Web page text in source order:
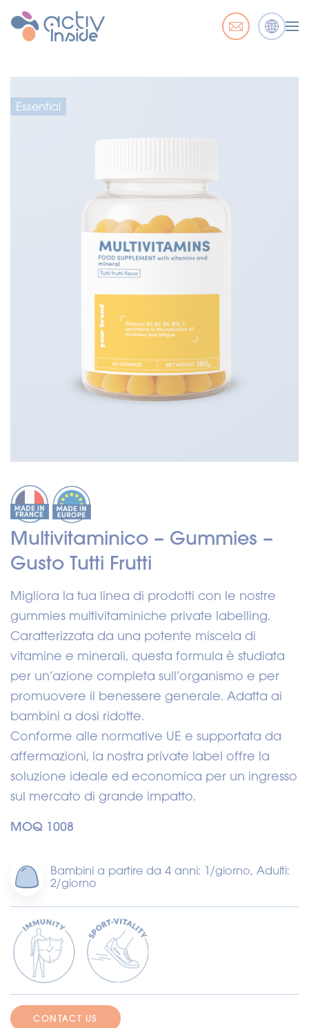
Essential
Multivitaminico – Gummies –
Gusto Tutti Frutti
Migliora la tua linea di prodotti con le nostre
gummies multivitaminiche private labelling.
Caratterizzata da una potente miscela di
vitamine e minerali, questa formula è studiata
per un’azione completa sull’organismo e per
promuovere il benessere generale. Adatta ai
bambini a dosi ridotte.
Conforme alle normative UE e supportata da
affermazioni, la nostra private label offre la
soluzione ideale ed economica per un ingresso
sul mercato di grande impatto.
MOQ 1008
Bambini a partire da 4 anni: 1/giorno, Adulti:
2/giorno
CONTACT US